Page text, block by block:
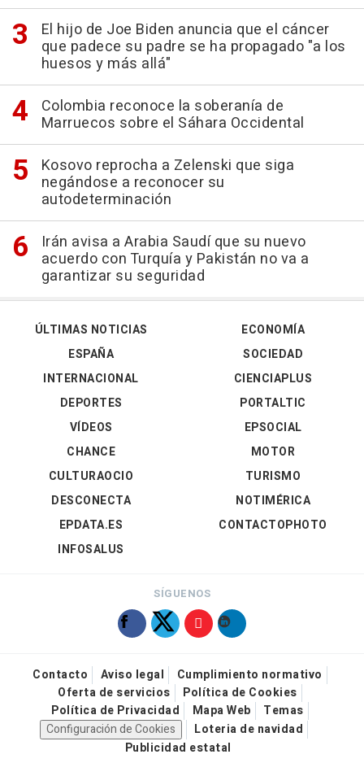
El hijo de Joe Biden anuncia que el cáncer
que padece su padre se ha propagado "a los
huesos y más allá"
Colombia reconoce la soberanía de
Marruecos sobre el Sáhara Occidental
Kosovo reprocha a Zelenski que siga
negándose a reconocer su
autodeterminación
Irán avisa a Arabia Saudí que su nuevo
acuerdo con Turquía y Pakistán no va a
garantizar su seguridad
ÚLTIMAS NOTICIAS
ESPAÑA
INTERNACIONAL
DEPORTES
VÍDEOS
ECONOMÍA
SOCIEDAD
CIENCIAPLUS
PORTALTIC
EPSOCIAL
CHANCE
CULTURAOCIO
DESCONECTA
EPDATA.ES
INFOSALUS
MOTOR
TURISMO
NOTIMÉRICA
CONTACTOPHOTO
SÍGUENOS
Contacto Aviso legal
Cumplimiento normativo
Oferta de servicios
Política de Cookies
Política de Privacidad
Mapa Web
Temas
Configuración de Cookies
Loteria de navidad
Publicidad estatal